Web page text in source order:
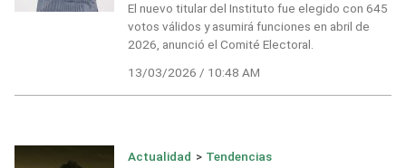
El nuevo titular del Instituto fue elegido con 645
votos válidos y asumirá funciones en abril de
2026, anunció el Comité Electoral.
13/03/2026 / 10:48 AM
Actualidad > Tendencias